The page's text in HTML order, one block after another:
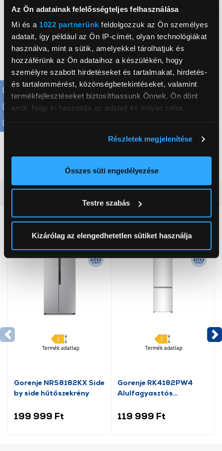
Az Ön adatainak felelősségteljes felhasználása
Mi és a 1022 partnerünk feldolgozzuk az Ön személyes
adatait, így például az Ön IP-címét, olyan technológiákat
használva, mint a sütik, amelyekkel tárolhatjuk és
hozzáférünk az Ön adataihoz a készülékén, hogy
személyre szabott hirdetéseket és tartalmakat, hirdetés-
és tartalommérést, közönségbetekintéseket, valamint
termékfejlesztéseket biztosíthassunk Önnek. Ön dönt
arról, hogy ki használja az adatait és milyen célra.
elhelyezkedéséről pár méteres pontossággal
Az Ön készülékén beazonosítása annak konkrét
módjairól és adja meg preferenciáit aRészletek
pontban. Bármikor módosíthatja vagy visszavonhatja a
Sütinyilatkozathoz való hozzájárulását.
okat használ, melyeket az Ön gépén tárol a rendszer. A
szolgáltatásaink biztosításához szükségesek. Az oldal
További információk:
Adatvédelem
Részletek megjelenítése
Összes süti engedélyezése
Testre szabás
Kizárólag az elengedhetetlen sütiket használja
, ,
LEGO® Technic
megépítésére! Az erőfeszítéseidnek egy bámulatos, 1:12
méretarányú, gyűjthető modell lesz a gyümölcse, amit
kiállításra terveztek.
Részletes ismertető
Neked ajánljuk
Termék adatlap
Gorenje NRS8182KX Side
by side hűtőszekrény
199 999 Ft
Termék adatlap
Gorenje RK4182PW4
Alulfagyasztós
119 999 Ft